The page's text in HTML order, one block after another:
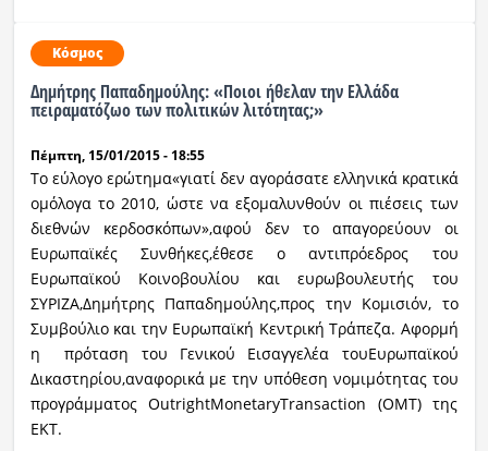
Κόσμος
Δημήτρης Παπαδημούλης: «Ποιοι ήθελαν την Ελλάδα
πειραματόζωο των πολιτικών λιτότητας;»
Πέμπτη, 15/01/2015 - 18:55
Το εύλογο ερώτημα«γιατί δεν αγοράσατε ελληνικά κρατικά
ομόλογα το 2010, ώστε να εξομαλυνθούν οι πιέσεις των
διεθνών κερδοσκόπων»,αφού δεν το απαγορεύουν οι
Ευρωπαϊκές Συνθήκες,έθεσε ο αντιπρόεδρος του
Ευρωπαϊκού Κοινοβουλίου και ευρωβουλευτής του
ΣΥΡΙΖΑ,Δημήτρης Παπαδημούλης,προς την Κομισιόν, το
Συμβούλιο και την Ευρωπαϊκή Κεντρική Τράπεζα. Αφορμή
η πρόταση του Γενικού Εισαγγελέα τουΕυρωπαϊκού
Δικαστηρίου,αναφορικά με την υπόθεση νομιμότητας του
προγράμματος OutrightMonetaryTransaction (OMT) της
ΕΚΤ.